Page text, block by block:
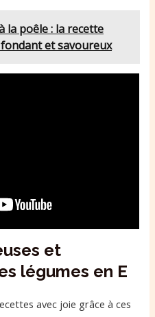
la poêle : la recette
et savoureux
et
légumes en E
avec joie grâce à ces